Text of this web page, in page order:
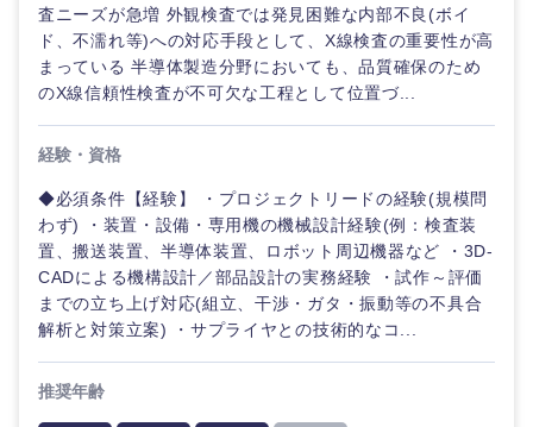
査ニーズが急増 外観検査では発見困難な内部不良(ボイ
ド、不濡れ等)への対応手段として、X線検査の重要性が高
まっている 半導体製造分野においても、品質確保のため
のX線信頼性検査が不可欠な工程として位置づ...
経験・資格
◆必須条件【経験】 ・プロジェクトリードの経験(規模問
わず) ・装置・設備・専用機の機械設計経験(例：検査装
置、搬送装置、半導体装置、ロボット周辺機器など ・3D-
CADによる機構設計／部品設計の実務経験 ・試作～評価
までの立ち上げ対応(組立、干渉・ガタ・振動等の不具合
解析と対策立案) ・サプライヤとの技術的なコ...
推奨年齢